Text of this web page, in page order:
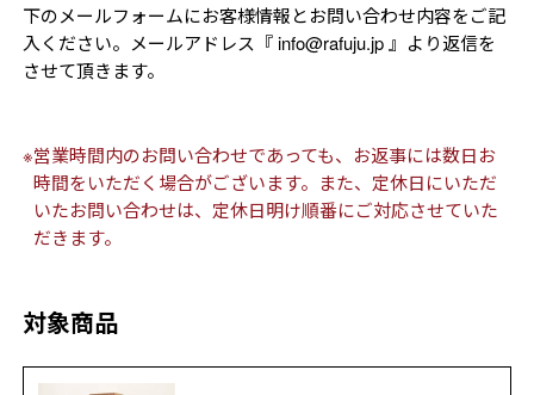
下のメールフォームにお客様情報とお問い合わせ内容をご記
入ください。メールアドレス『 info@rafuju.jp 』より返信を
させて頂きます。
※営業時間内のお問い合わせであっても、お返事には数日お
時間をいただく場合がございます。また、定休日にいただ
いたお問い合わせは、定休日明け順番にご対応させていた
だきます。
対象商品